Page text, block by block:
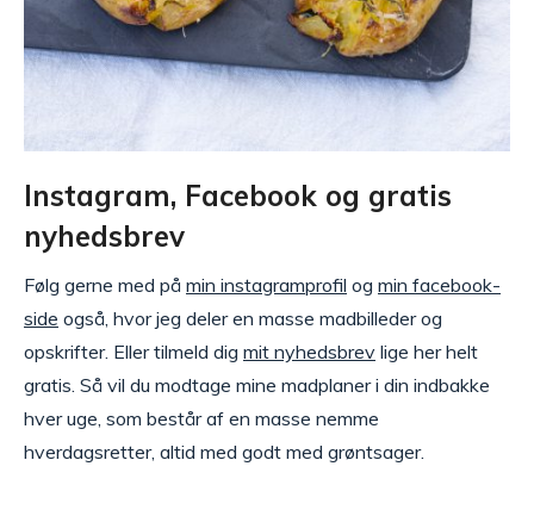
Instagram, Facebook og gratis
nyhedsbrev
Følg gerne med på min instagramprofil og min facebook-
side også, hvor jeg deler en masse madbilleder og
opskrifter. Eller tilmeld dig mit nyhedsbrev lige her helt
gratis. Så vil du modtage mine madplaner i din indbakke
hver uge, som består af en masse nemme
hverdagsretter, altid med godt med grøntsager.